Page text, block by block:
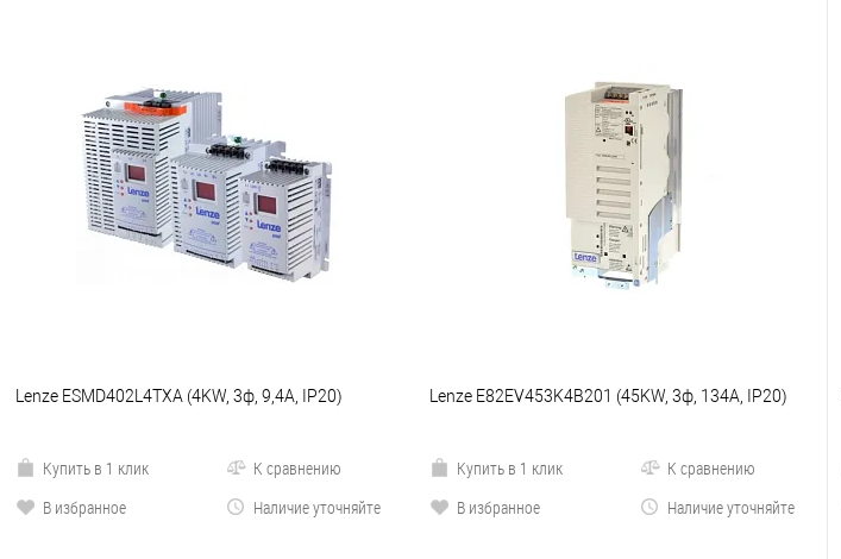
Lenze ESMD402L4TXA (4KW, 3ф, 9,4A, IP20)
Купить в 1 клик
К сравнению
В избранное
Наличие уточняйте
Lenze E82EV453K4B201 (45KW, 3ф, 134A, IP20)
Купить в 1 клик
К сравнению
В избранное
Наличие уточняйте